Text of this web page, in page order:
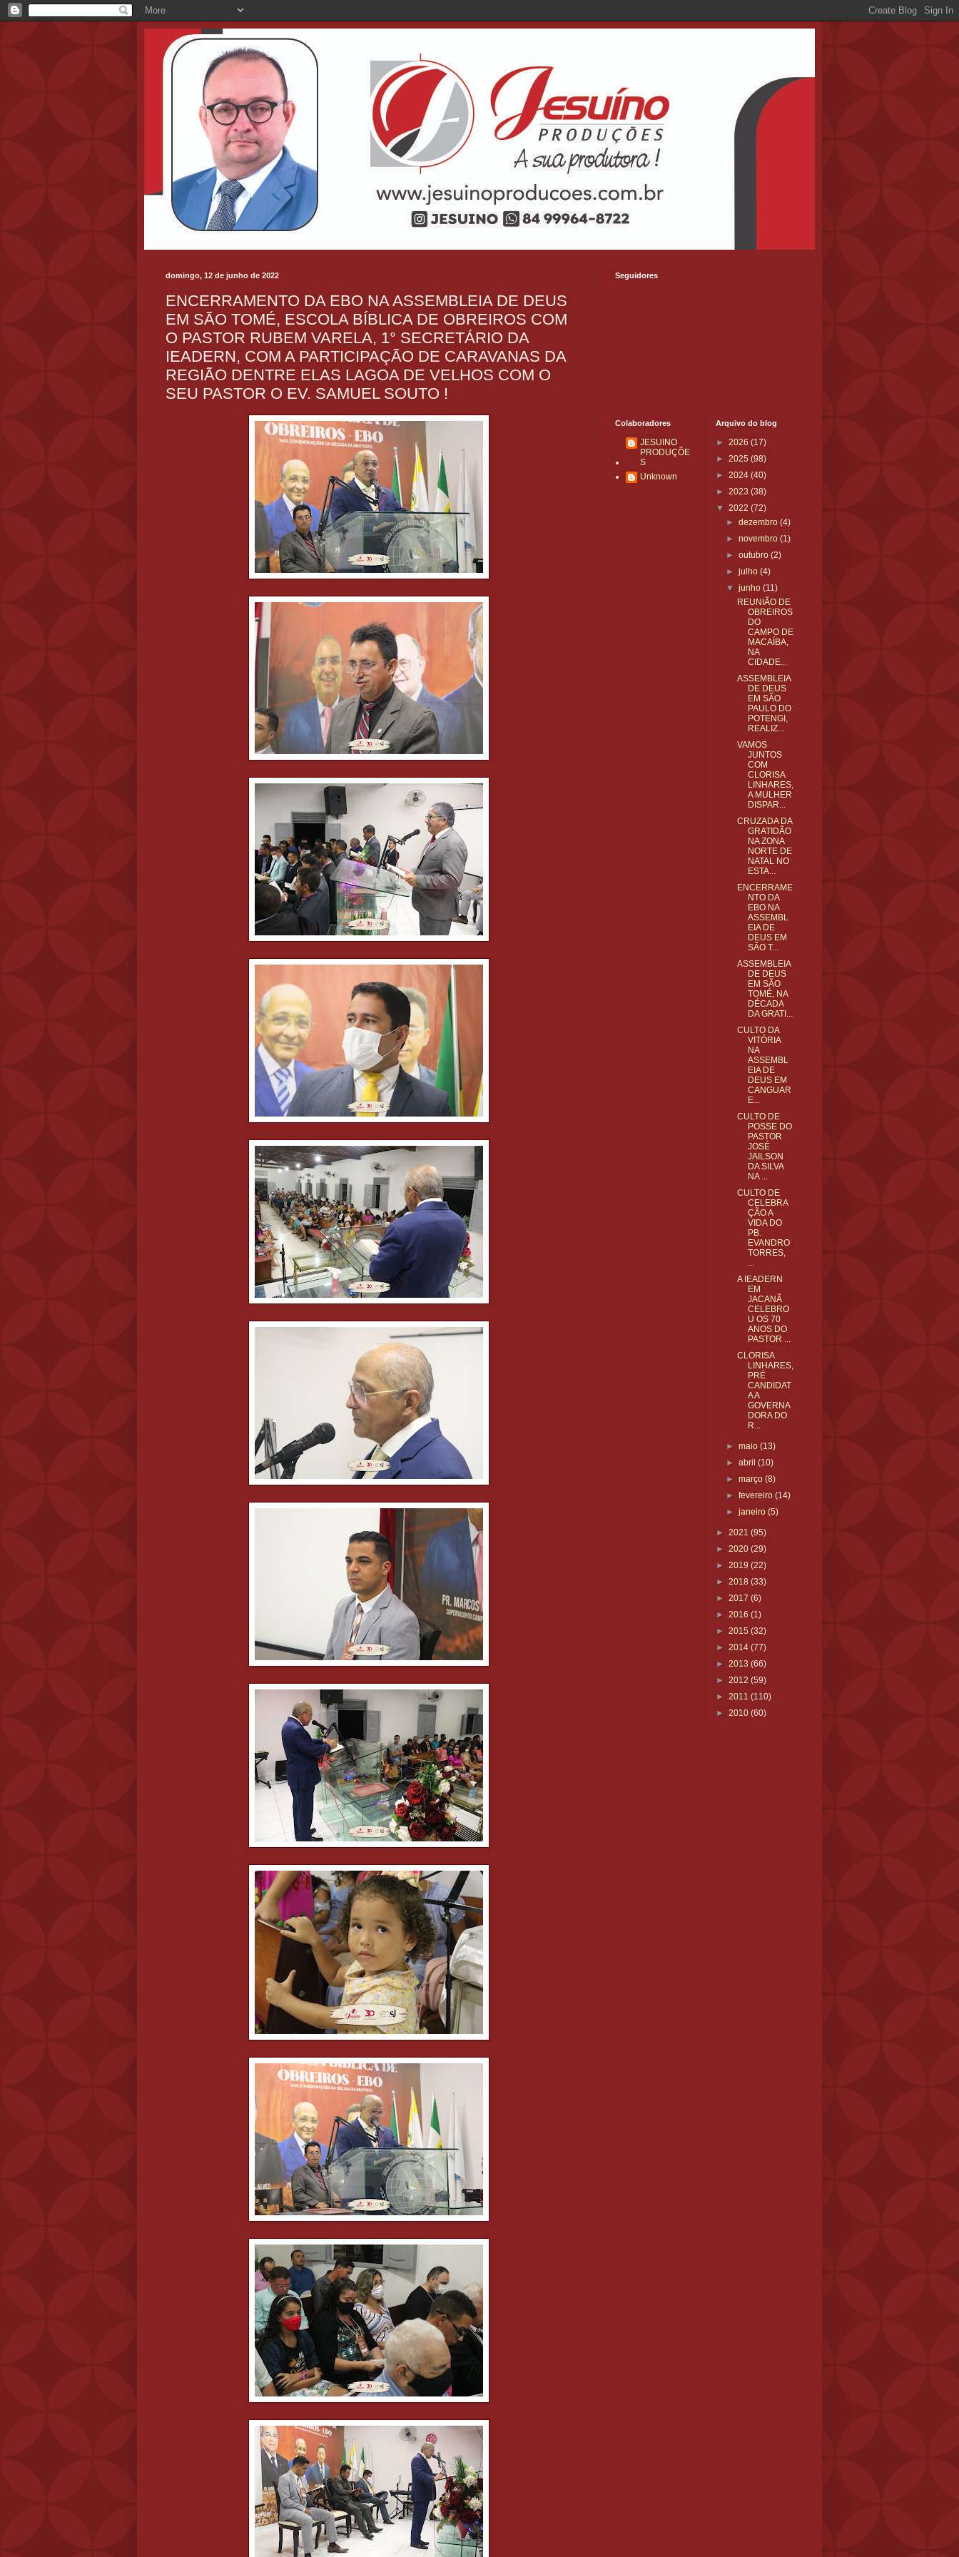
domingo, 12 de junho de 2022
ENCERRAMENTO DA EBO NA ASSEMBLEIA DE DEUS
EM SÃO TOMÉ, ESCOLA BÍBLICA DE OBREIROS COM
O PASTOR RUBEM VARELA, 1° SECRETÁRIO DA
IEADERN, COM A PARTICIPAÇÃO DE CARAVANAS DA
REGIÃO DENTRE ELAS LAGOA DE VELHOS COM O
SEU PASTOR O EV. SAMUEL SOUTO !
Seguidores
Colaboradores
JESUINO
PRODUÇÕE
S
Unknown
Arquivo do blog
► 2026 (17)
► 2025 (98)
► 2024 (40)
► 2023 (38)
▼ 2022 (72)
►dezembro(4)
►novembro(1)
►outubro(2)
►julho(4)
▼junho(11)
REUNIÃO DE
OBREIROS
DO
CAMPO DE
MACAÍBA,
NA
CIDADE...
ASSEMBLEIA
DE DEUS
EM SÃO
PAULO DO
POTENGI,
REALIZ...
VAMOS
JUNTOS
COM
CLORISA
LINHARES,
A MULHER
DISPAR...
CRUZADA DA
GRATIDÃO
NA ZONA
NORTE DE
NATAL NO
ESTA...
ENCERRAME
NTO DA
EBO NA
ASSEMBL
EIA DE
DEUS EM
SÃO T...
ASSEMBLEIA
DE DEUS
EM SÃO
TOMÉ, NA
DÉCADA
DA GRATI...
CULTO DA
VITÓRIA
NA
ASSEMBL
EIA DE
DEUS EM
CANGUAR
E...
CULTO DE
POSSE DO
PASTOR
JOSÉ
JAILSON
DA SILVA
NA ...
CULTO DE
CELEBRA
ÇÃO A
VIDA DO
PB.
EVANDRO
TORRES,
...
A IEADERN
EM
JACANÃ
CELEBRO
U OS 70
ANOS DO
PASTOR ...
CLORISA
LINHARES,
PRÉ
CANDIDAT
A A
GOVERNA
DORA DO
R...
►maio(13)
►abril(10)
►março(8)
►fevereiro(14)
►janeiro(5)
► 2021 (95)
► 2020 (29)
► 2019 (22)
► 2018 (33)
► 2017 (6)
► 2016 (1)
► 2015 (32)
► 2014 (77)
► 2013 (66)
► 2012 (59)
► 2011 (110)
► 2010 (60)